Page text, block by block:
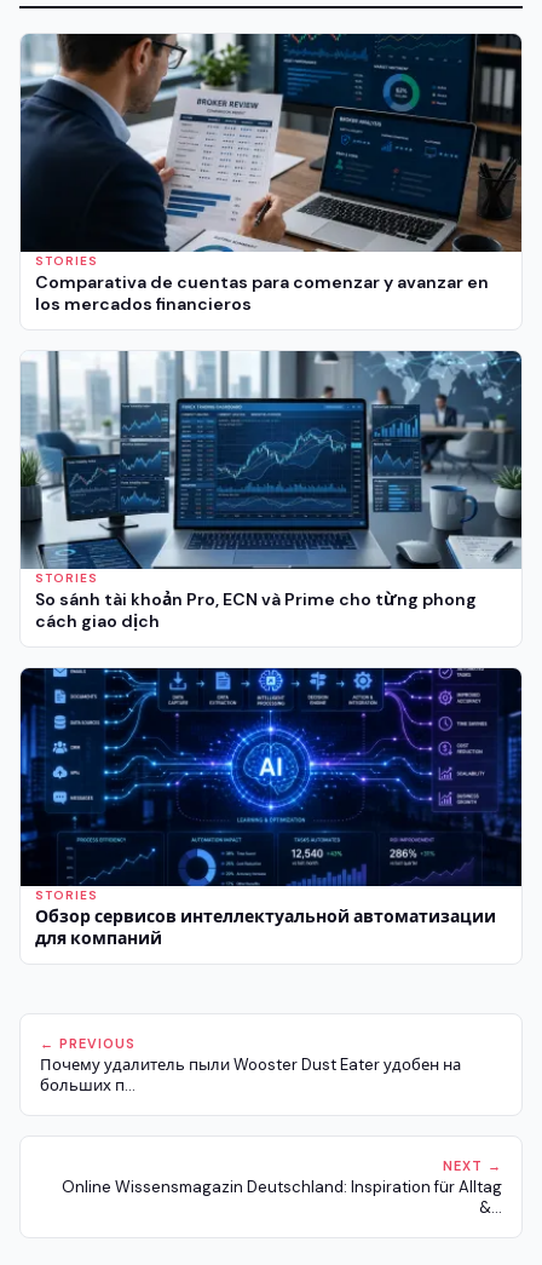
STORIES
Comparativa de cuentas para comenzar y avanzar en
los mercados financieros
STORIES
So sánh tài khoản Pro, ECN và Prime cho từng phong
cách giao dịch
STORIES
Обзор сервисов интеллектуальной автоматизации
для компаний
← PREVIOUS
Почему удалитель пыли Wooster Dust Eater удобен на
больших п...
NEXT →
Online Wissensmagazin Deutschland: Inspiration für Alltag
&...